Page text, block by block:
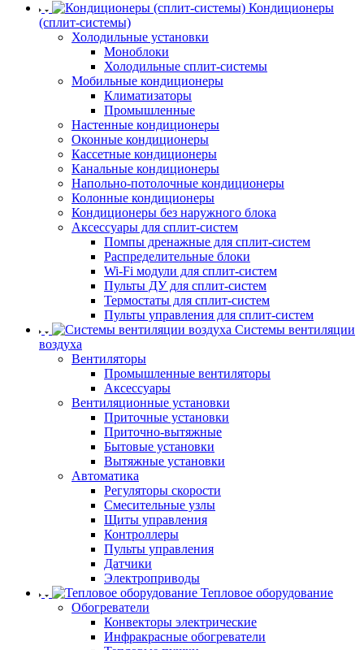
Кондиционеры
(сплит-системы)
Холодильные установки
Моноблоки
Холодильные сплит-системы
Мобильные кондиционеры
Климатизаторы
Промышленные
Настенные кондиционеры
Оконные кондиционеры
Кассетные кондиционеры
Канальные кондиционеры
Напольно-потолочные кондиционеры
Колонные кондиционеры
Кондиционеры без наружного блока
Аксессуары для сплит-систем
Помпы дренажные для сплит-систем
Распределительные блоки
Wi-Fi модули для сплит-систем
Пульты ДУ для сплит-систем
Термостаты для сплит-систем
Пульты управления для сплит-систем
Системы вентиляции
воздуха
Вентиляторы
Промышленные вентиляторы
Аксессуары
Вентиляционные установки
Приточные установки
Приточно-вытяжные
Бытовые установки
Вытяжные установки
Автоматика
Регуляторы скорости
Смесительные узлы
Щиты управления
Контроллеры
Пульты управления
Датчики
Электроприводы
Тепловое оборудование
Обогреватели
Конвекторы электрические
Инфракрасные обогреватели